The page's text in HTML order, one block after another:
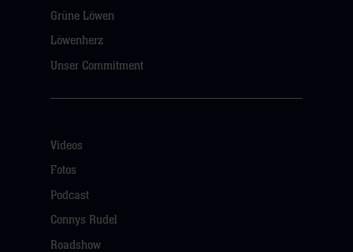
Grüne Löwen
Löwenherz
Unser Commitment
Videos
Fotos
Podcast
Connys Rudel
Roadshow